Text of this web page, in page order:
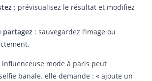
: prévisualisez le résultat et modifiez
partagez : sauvegardez l’image ou
mode à paris peut
banale. elle demande : « ajoute un